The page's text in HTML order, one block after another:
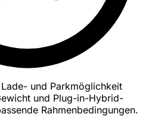
und Parkmöglichkeit
und Plug-in-Hybrid-
Rahmenbedingungen.